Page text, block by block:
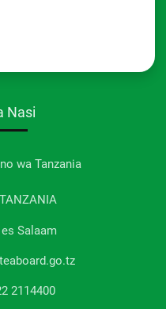
Nasi
wa Tanzania
Salaam
2114400